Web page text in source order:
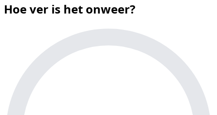
Hoe ver is het onweer?